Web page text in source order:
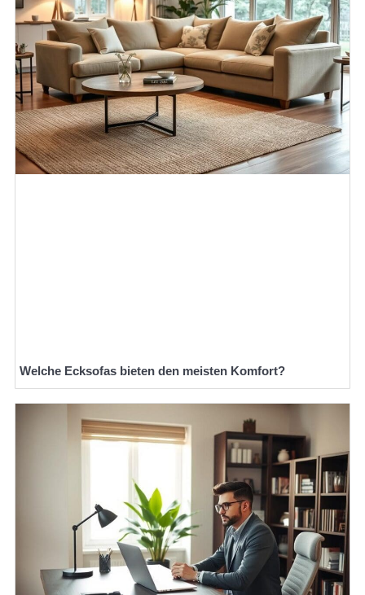
Welche Ecksofas bieten den meisten Komfort?